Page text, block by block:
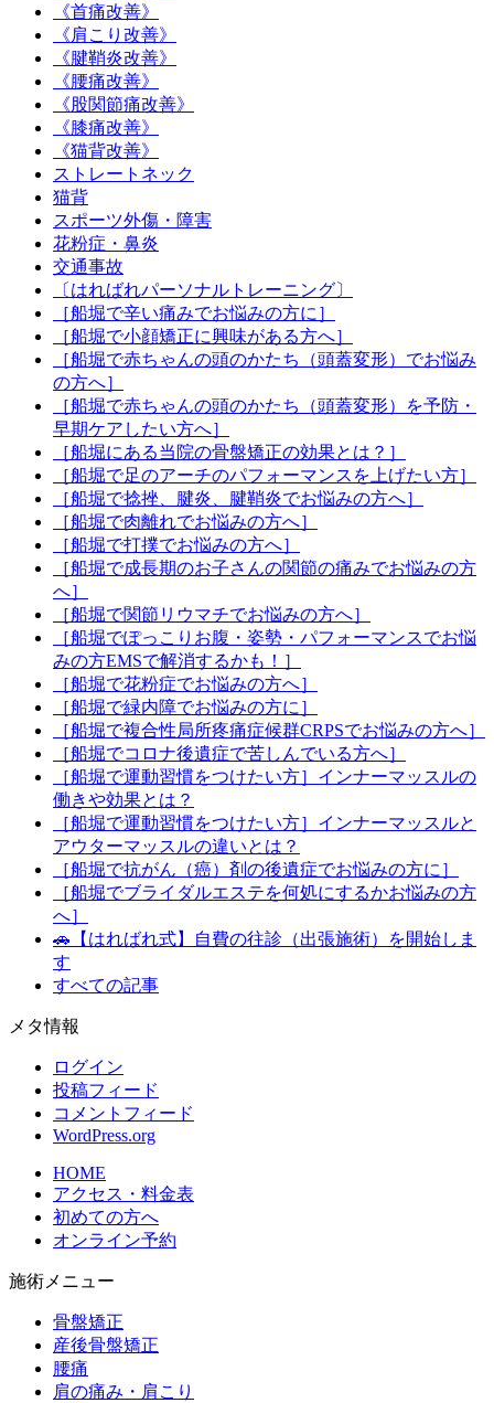
《首痛改善》
《肩こり改善》
《腱鞘炎改善》
《腰痛改善》
《股関節痛改善》
《膝痛改善》
《猫背改善》
ストレートネック
猫背
スポーツ外傷・障害
花粉症・鼻炎
交通事故
〔はればれパーソナルトレーニング〕
［船堀で辛い痛みでお悩みの方に］
［船堀で小顔矯正に興味がある方へ］
［船堀で赤ちゃんの頭のかたち（頭蓋変形）でお悩み
の方へ］
［船堀で赤ちゃんの頭のかたち（頭蓋変形）を予防・
早期ケアしたい方へ］
［船堀にある当院の骨盤矯正の効果とは？］
［船堀で足のアーチのパフォーマンスを上げたい方］
［船堀で捻挫、腱炎、腱鞘炎でお悩みの方へ］
［船堀で肉離れでお悩みの方へ］
［船堀で打撲でお悩みの方へ］
［船堀で成長期のお子さんの関節の痛みでお悩みの方
へ］
［船堀で関節リウマチでお悩みの方へ］
［船堀でぽっこりお腹・姿勢・パフォーマンスでお悩
みの方EMSで解消するかも！］
［船堀で花粉症でお悩みの方へ］
［船堀で緑内障でお悩みの方に］
［船堀で複合性局所疼痛症候群CRPSでお悩みの方へ］
［船堀でコロナ後遺症で苦しんでいる方へ］
［船堀で運動習慣をつけたい方］インナーマッスルの
働きや効果とは？
［船堀で運動習慣をつけたい方］インナーマッスルと
アウターマッスルの違いとは？
［船堀で抗がん（癌）剤の後遺症でお悩みの方に］
［船堀でブライダルエステを何処にするかお悩みの方
へ］
🚗【はればれ式】自費の往診（出張施術）を開始しま
す
すべての記事
メタ情報
ログイン
投稿フィード
コメントフィード
WordPress.org
HOME
アクセス・料金表
初めての方へ
オンライン予約
施術メニュー
骨盤矯正
産後骨盤矯正
腰痛
肩の痛み・肩こり